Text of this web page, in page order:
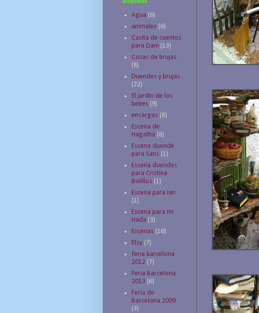
Agua (6)
animales (6)
Casita de cuentos
para Dani (13)
Cosas de brujas
(8)
Duendes y brujas
(22)
El jardin de los
bebes (9)
encargos (8)
Escena de
Hagatha (8)
Escena duende
para Sans (1)
Escena duendes
para Cristina
Bolillos (1)
Escena para Jan
(1)
Escena para mi
Hada (3)
Escenas (16)
Etsy (7)
feria barcelona
2012 (7)
Feria Barcelona
2013 (6)
Feria de
Barcelona 2009
(3)